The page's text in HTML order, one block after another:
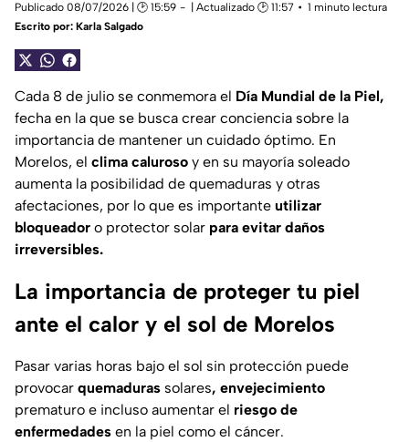
Publicado 08/07/2026 | 🕑 15:59 | Actualizado 🕑 11:57
1 minuto lectura
Escrito por: Karla Salgado
Cada 8 de julio se conmemora el Día Mundial de la Piel,
fecha en la que se busca crear conciencia sobre la
importancia de mantener un cuidado óptimo. En
Morelos, el clima caluroso y en su mayoría soleado
aumenta la posibilidad de quemaduras y otras
afectaciones, por lo que es importante utilizar
bloqueador o protector solar para evitar daños
irreversibles.
La importancia de proteger tu piel
ante el calor y el sol de Morelos
Pasar varias horas bajo el sol sin protección puede
provocar quemaduras solares, envejecimiento
prematuro e incluso aumentar el riesgo de
enfermedades en la piel como el cáncer.